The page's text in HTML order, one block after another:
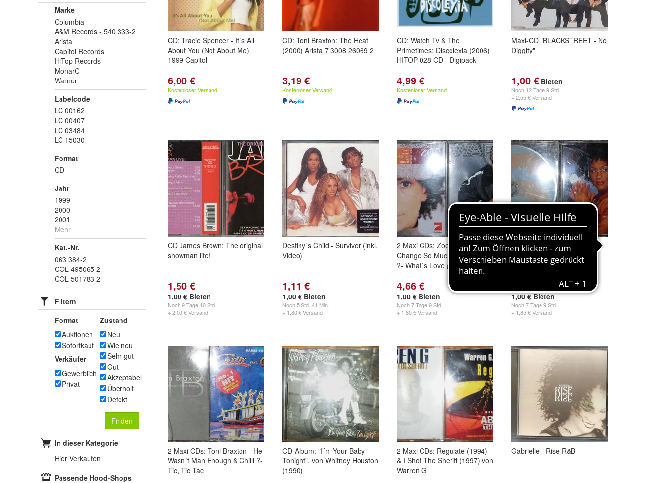
Marke
Columbia
A&M Records - 540 333-2
Arista
Capitol Records
HiTop Records
MonarC
Warner
Labelcode
LC 00162
LC 00407
LC 03484
LC 15030
Format
CD
Jahr
1999
2000
2001
Mehr
Kat.-Nr.
063 384-2
COL 495065 2
COL 501783 2
Filtern
Format
Auktionen
Sofortkauf
Verkäufer
Gewerblich
Privat
Zustand
Neu
Wie neu
Sehr gut
Gut
Akzeptabel
Überholt
Defekt
Finden
In dieser Kategorie
Hier Verkaufen
Passende Hood-Shops
CD: Tracie Spencer - It´s All
About You (Not About Me)
1999 Capitol
6,00 €
Kostenloser Versand
CD: Toni Braxton: The Heat
(2000) Arista 7 3008 26069 2
3,19 €
Kostenloser Versand
CD: Watch Tv & The
Primetimes: Discolexia (2006)
HITOP 028 CD - Digipack
4,99 €
Kostenloser Versand
Maxi-CD "BLACKSTREET - No
Diggity"
1,00 € Bieten
Noch 12 Tage 9 Std.
+ 2,55 € Versand
CD James Brown: The original
showman life!
1,50 €
1,00 € Bieten
Noch9 Tage 10 Std.
+ 2,00 € Versand
Destiny`s Child - Survivor (inkl.
Video)
1,11 €
1,00 € Bieten
Noch5 Std. 41 Min.
+ 1,80 € Versand
2 Maxi CDs: Zoe - Love Can
Change So Much & Warren G
?- What´s Love got to do
4,66 €
1,00 € Bieten
Noch7 Tage 9 Std.
+ 1,85 € Versand
2 Maxi CDs: "I´m Still Waitin"
von Sasha & "My Love Is
Your", vonWhitney Houston
1,00 € Bieten
Noch7 Tage 9 Std.
+ 1,85 € Versand
2 Maxi CDs: Toni Braxton - He
Wasn´t Man Enough & Chilli ?-
Tic, Tic Tac
CD-Album: "I´m Your Baby
Tonight", von Whitney Houston
(1990)
2 Maxi CDs: Regulate (1994)
& I Shot The Sheriff (1997) von
Warren G
Gabrielle - Rise R&B